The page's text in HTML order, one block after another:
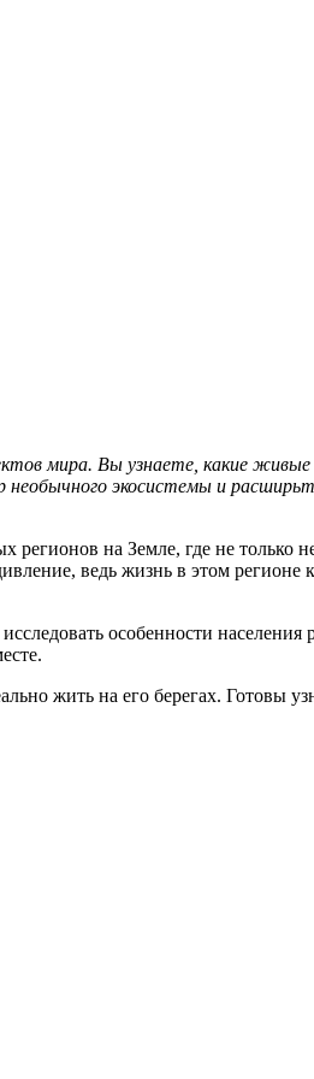
мира. Вы узнаете, какие живые
необычного экосистемы и
регионов на Земле, где не только
ведь жизнь в этом регионе
особенности населения
жить на его берегах. Готовы